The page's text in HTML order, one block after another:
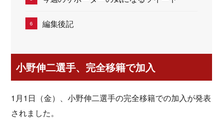
編集後記
小野伸二選手、完全移籍で加入
1月1日（金）、小野伸二選手の完全移籍での加入が発表
されました。